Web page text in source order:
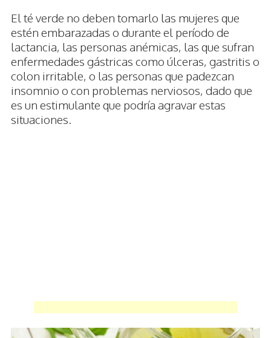
El té verde no deben tomarlo las mujeres que
estén embarazadas o durante el período de
lactancia, las personas anémicas, las que sufran
enfermedades gástricas como úlceras, gastritis o
colon irritable, o las personas que padezcan
insomnio o con problemas nerviosos, dado que
es un estimulante que podría agravar estas
situaciones.